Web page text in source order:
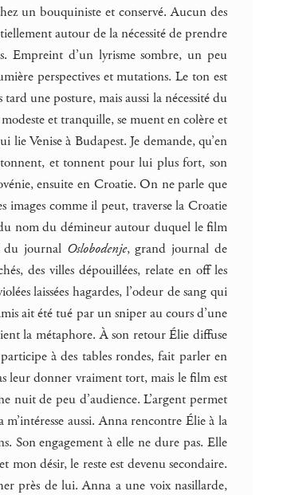
un bouquiniste et conservé. Aucun des
autour de la nécessité de prendre
Empreint d’un lyrisme sombre, un peu
perspectives et mutations. Le ton est
une posture, mais aussi la nécessité du
et tranquille, se muent en colère et
Venise à Budapest. Je demande, qu’en
tonnent, et tonnent pour lui plus fort, son
ensuite en Croatie. On ne parle que
images comme il peut, traverse la Croatie
nom du démineur autour duquel le film
du journal Oslobodenje, grand journal de
des villes dépouillées, relate en off les
laissées hagardes, l’odeur de sang qui
ait été tué par un sniper au cours d’une
la métaphore. À son retour Élie diffuse
à des tables rondes, fait parler en
leur donner vraiment tort, mais le film est
nuit de peu d’audience. L’argent permet
aussi. Anna rencontre Élie à la
Son engagement à elle ne dure pas. Elle
mon désir, le reste est devenu secondaire.
près de lui. Anna a une voix nasillarde,